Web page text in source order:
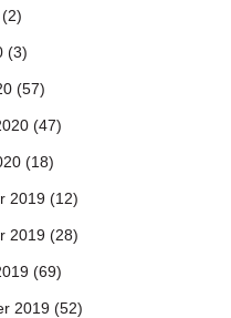
(3)
(57)
(47)
(18)
2019 (12)
2019 (28)
(69)
2019 (52)